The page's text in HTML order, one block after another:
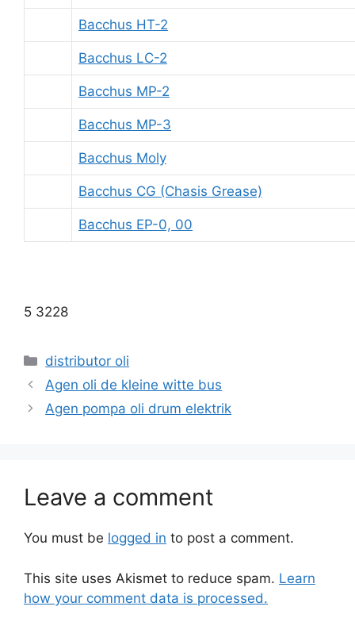
Bacchus HT-2
Bacchus LC-2
Bacchus MP-2
Bacchus MP-3
Bacchus Moly
Bacchus CG (Chasis Grease)
Bacchus EP-0, 00
5 3228
distributor oli
Agen oli de kleine witte bus
Agen pompa oli drum elektrik
Leave a comment
You must be logged in to post a comment.
This site uses Akismet to reduce spam. Learn
how your comment data is processed.